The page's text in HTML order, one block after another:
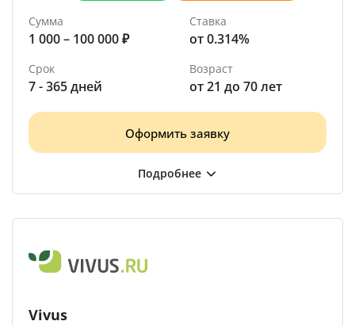
Сумма
1 000 – 100 000 ₽
Ставка
от 0.314%
Срок
7 - 365 дней
Возраст
от 21 до 70 лет
Оформить заявку
Vivus